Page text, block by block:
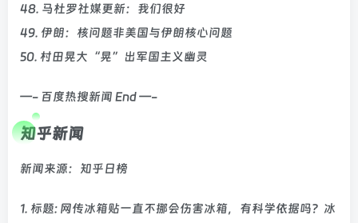
48. 马杜罗社媒更新：我们很好
49. 伊朗：核问题非美国与伊朗核心问题
50. 村田晃大“晃”出军国主义幽灵
—- 百度热搜新闻 End —-
知乎新闻
新闻来源：知乎日榜
1. 标题: 网传冰箱贴一直不挪会伤害冰箱，有科学依据吗？冰